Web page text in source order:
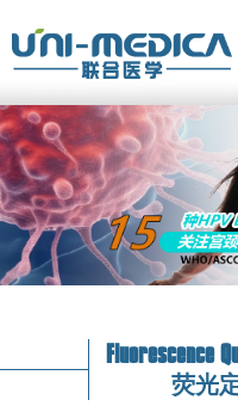
Fluorescence
荧光